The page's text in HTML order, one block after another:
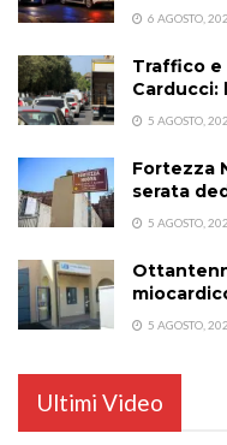
6 AGOSTO,
Traffico e
Carducci:
5 AGOSTO,
Fortezza
serata
5 AGOSTO,
5 AGOSTO,
Ultimi Video